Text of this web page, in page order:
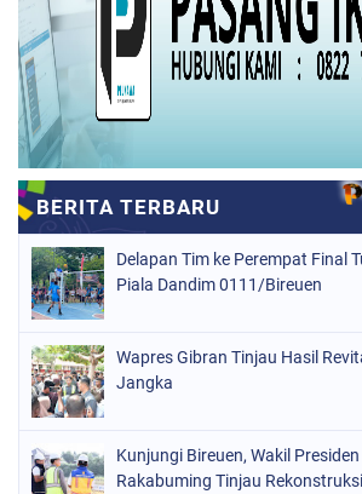
Delapan Tim ke Perempat Final
Piala Dandim 0111/Bireuen
Wapres Gibran Tinjau Hasil
Jangka
Kunjungi Bireuen, Wakil
Rakabuming Tinjau